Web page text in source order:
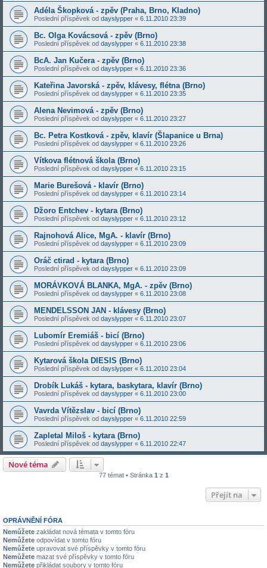
Adéla Škopková - zpěv (Praha, Brno, Kladno)
Poslední příspěvek od dayslypper « 6.11.2010 23:39
Bc. Olga Kovácsová - zpěv (Brno)
Poslední příspěvek od dayslypper « 6.11.2010 23:38
BcA. Jan Kučera - zpěv (Brno)
Poslední příspěvek od dayslypper « 6.11.2010 23:36
Kateřina Javorská - zpěv, klávesy, flétna (Brno)
Poslední příspěvek od dayslypper « 6.11.2010 23:35
Alena Nevimová - zpěv (Brno)
Poslední příspěvek od dayslypper « 6.11.2010 23:27
Bc. Petra Kostková - zpěv, klavír (Šlapanice u Brna)
Poslední příspěvek od dayslypper « 6.11.2010 23:26
Vítkova flétnová škola (Brno)
Poslední příspěvek od dayslypper « 6.11.2010 23:15
Marie Burešová - klavír (Brno)
Poslední příspěvek od dayslypper « 6.11.2010 23:14
Džoro Entchev - kytara (Brno)
Poslední příspěvek od dayslypper « 6.11.2010 23:12
Rajnohová Alice, MgA. - klavír (Brno)
Poslední příspěvek od dayslypper « 6.11.2010 23:09
Oráč ctirad - kytara (Brno)
Poslední příspěvek od dayslypper « 6.11.2010 23:09
MORÁVKOVÁ BLANKA, MgA. - zpěv (Brno)
Poslední příspěvek od dayslypper « 6.11.2010 23:08
MENDELSSON JAN - klávesy (Brno)
Poslední příspěvek od dayslypper « 6.11.2010 23:07
Lubomír Eremiáš - bicí (Brno)
Poslední příspěvek od dayslypper « 6.11.2010 23:06
Kytarová škola DIESIS (Brno)
Poslední příspěvek od dayslypper « 6.11.2010 23:04
Drobík Lukáš - kytara, baskytara, klavír (Brno)
Poslední příspěvek od dayslypper « 6.11.2010 23:00
Vavrda Vítězslav - bicí (Brno)
Poslední příspěvek od dayslypper « 6.11.2010 22:59
Zapletal Miloš - kytara (Brno)
Poslední příspěvek od dayslypper « 6.11.2010 22:47
Nové téma
77 témat • Stránka 1 z 1
Přejít na
OPRÁVNĚNÍ FÓRA
Nemůžete zakládat nová témata v tomto fóru
Nemůžete odpovídat v tomto fóru
Nemůžete upravovat své příspěvky v tomto fóru
Nemůžete mazat své příspěvky v tomto fóru
Nemůžete přikládat soubory v tomto fóru